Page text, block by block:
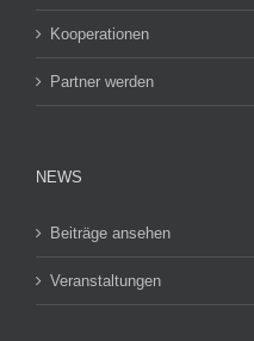
Kooperationen
Partner werden
NEWS
Beiträge ansehen
Veranstaltungen